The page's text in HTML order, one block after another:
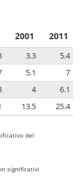
2001 2011
3.3
5.4
5.1
7
4
6.1
13.5 25.4
del
significativi